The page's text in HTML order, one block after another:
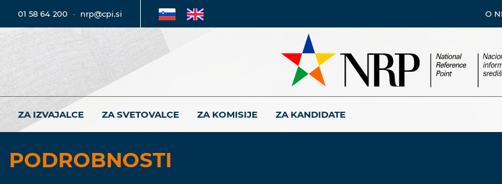
01 58 64 200 · nrp@cpi.si O
ZA IZVAJALCE ZA SVETOVALCE ZA KOMISIJE ZA KANDIDATE
PODROBNOSTI